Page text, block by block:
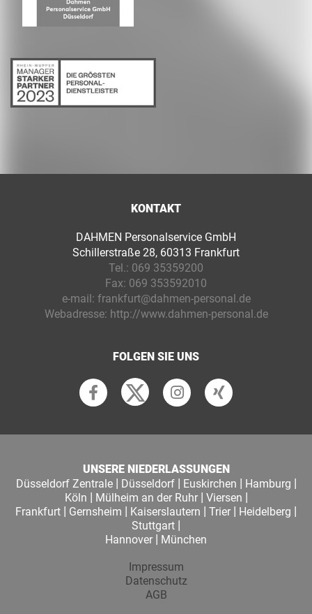
KONTAKT
DAHMEN Personalservice GmbH
Schillerstraße 28, 60313 Frankfurt
Tel.: 069 35359200
Fax: 069 353592010
e-mail: frankfurt@dahmen-personal.de
Webadresse: http://www.dahmen-personal.de
FOLGEN SIE UNS
UNSERE NIEDERLASSUNGEN
Düsseldorf Zentrale| Düsseldorf| Euskirchen | Hamburg |
Köln | Mülheim an der Ruhr| Viersen |
Frankfurt | Gernsheim | Kaiserslautern | Trier | Heidelberg |
Stuttgart |
Hannover | München
Impressum
Datenschutz
AGB